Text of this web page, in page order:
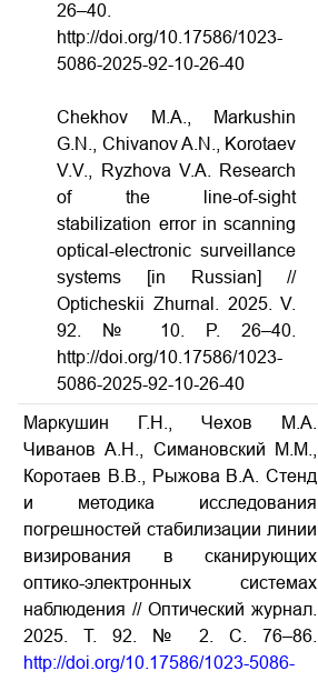
26–40.
http://doi.org/10.17586/1023-
5086-2025-92-10-26-40
Chekhov M.A., Markushin
G.N., Chivanov A.N., Korotaev
V.V., Ryzhova V.A. Research
of the line-of-sight
stabilization error in scanning
optical-electronic surveillance
systems [in Russian] //
Opticheskii Zhurnal. 2025. V.
92. № 10. P. 26–40.
http://doi.org/10.17586/1023-
5086-2025-92-10-26-40
Маркушин Г.Н., Чехов М.А.
Чиванов А.Н., Симановский М.М.,
Коротаев В.В., Рыжова В.А. Стенд
и методика исследования
погрешностей стабилизации линии
визирования в сканирующих
оптико-электронных системах
наблюдения // Оптический журнал.
2025. Т. 92. № 2. С. 76–86.
http://doi.org/10.17586/1023-5086-